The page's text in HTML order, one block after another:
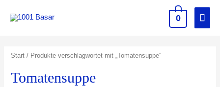
0
Start / Produkte verschlagwortet mit „Tomatensuppe“
Tomatensuppe